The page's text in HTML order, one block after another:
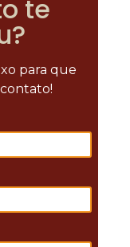
te
para que